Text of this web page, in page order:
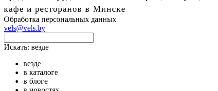
кафе и ресторанов в Минске
Обработка персональных данных
vels@vels.by
Искать: везде
везде
в каталоге
в блоге